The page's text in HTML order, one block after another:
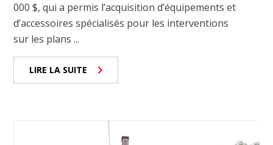
000 $, qui a permis l’acquisition d’équipements et
d’accessoires spécialisés pour les interventions
sur les plans ...
LIRE LA SUITE